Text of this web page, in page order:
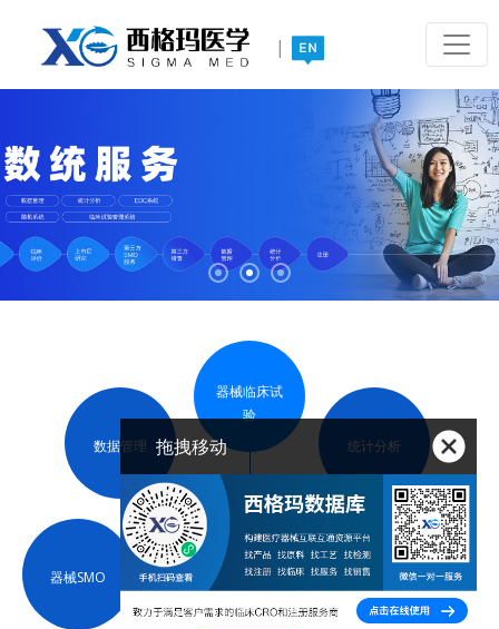
|
一站式服务
器械临床试
验
统计分析
注册人制度
器械SMO
数据管理 拖拽移动